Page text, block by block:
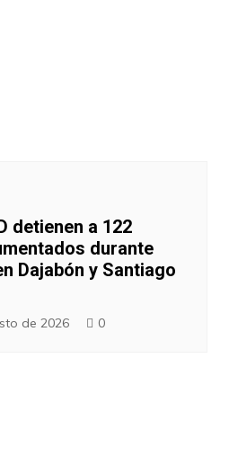
detienen a 122
durante
Dajabón y Santiago
de 2026 0